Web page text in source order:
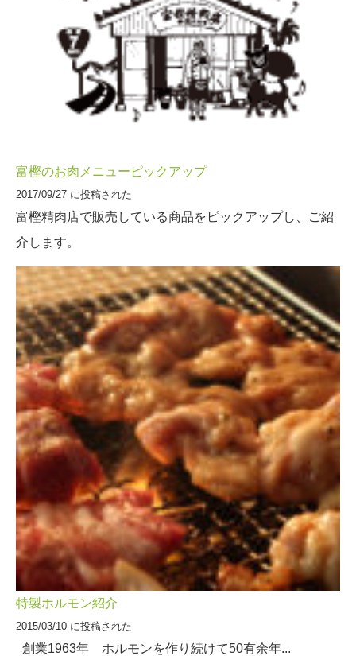
富樫のお肉メニューピックアップ
2017/09/27 に投稿された
富樫精肉店で販売している商品をピックアップし、ご紹
介します。
特製ホルモン紹介
2015/03/10 に投稿された
創業1963年 ホルモンを作り続けて50有余年...